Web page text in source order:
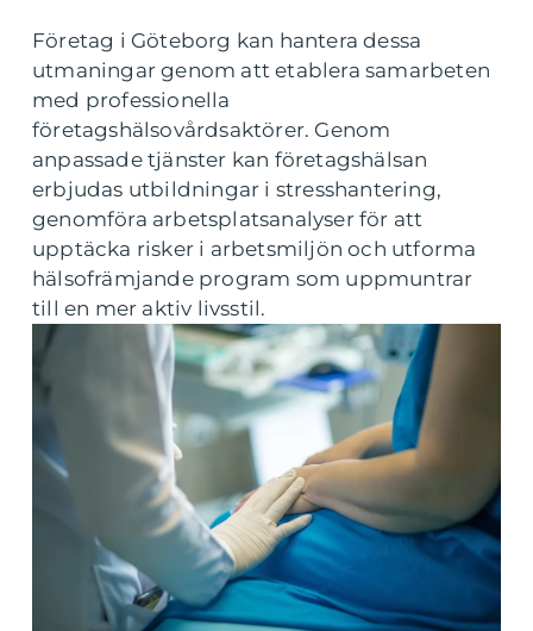
Företag i Göteborg kan hantera dessa
utmaningar genom att etablera samarbeten
med professionella
företagshälsovårdsaktörer. Genom
anpassade tjänster kan företagshälsan
erbjudas utbildningar i stresshantering,
genomföra arbetsplatsanalyser för att
upptäcka risker i arbetsmiljön och utforma
hälsofrämjande program som uppmuntrar
till en mer aktiv livsstil.